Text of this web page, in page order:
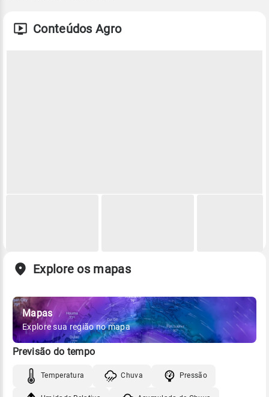
Conteúdos Agro
Explore os mapas
Mapas
Explore sua região no mapa
Previsão do tempo
Temperatura Chuva Pressão